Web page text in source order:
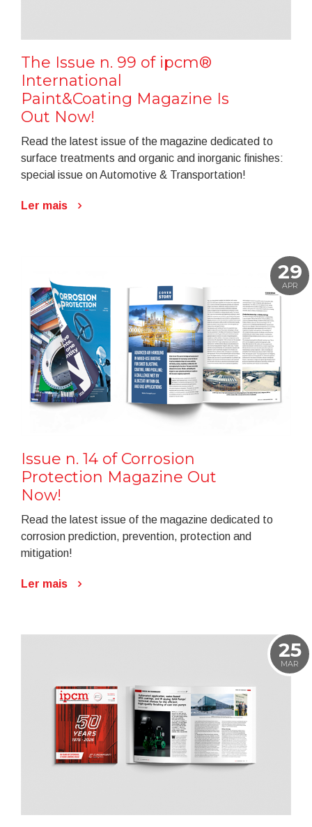
The Issue n. 99 of ipcm®
International
Paint&Coating Magazine Is
Out Now!
Read the latest issue of the magazine dedicated to
surface treatments and organic and inorganic finishes:
special issue on Automotive & Transportation!
Ler mais
29
APR
Issue n. 14 of Corrosion
Protection Magazine Out
Now!
Read the latest issue of the magazine dedicated to
corrosion prediction, prevention, protection and
mitigation!
Ler mais
25
MAR